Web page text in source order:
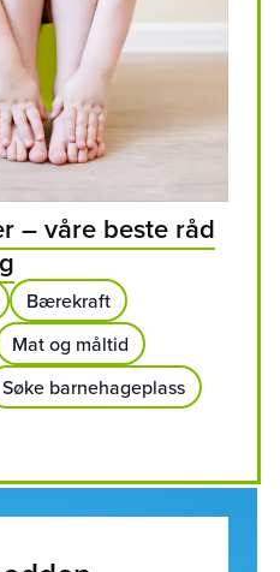
– våre beste råd
Bærekraft
Mat og måltid
Søke barnehageplass